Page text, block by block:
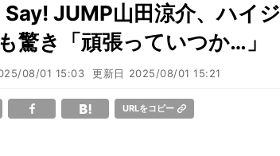
Say! JUMP山田涼介、ハイ
驚き「頑張っていつか…」
08/01 15:03 更新日 2025/08/01 15:21
URLをコピー